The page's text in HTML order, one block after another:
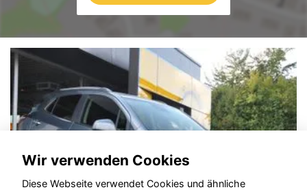
Wir verwenden Cookies
Diese Webseite verwendet Cookies und ähnliche